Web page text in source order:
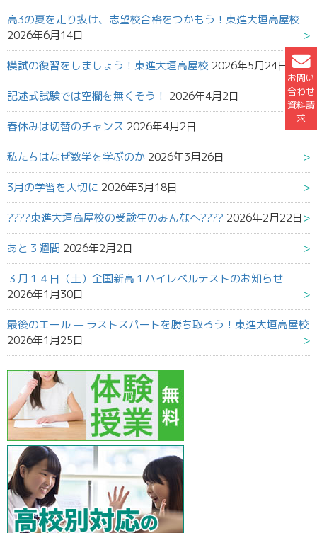
お問い
合わせ
資料請
求
高3の夏を走り抜け、志望校合格をつかもう！東進大垣高屋校
2026年6月14日
模試の復習をしましょう！東進大垣高屋校 2026年5月24日
記述式試験では空欄を無くそう！ 2026年4月2日
春休みは切替のチャンス 2026年4月2日
私たちはなぜ数学を学ぶのか 2026年3月26日
3月の学習を大切に 2026年3月18日
????東進大垣高屋校の受験生のみんなへ???? 2026年2月22日
あと３週間 2026年2月2日
３月１４日（土）全国新高１ハイレベルテストのお知らせ
2026年1月30日
最後のエール — ラストスパートを勝ち取ろう！東進大垣高屋校
2026年1月25日